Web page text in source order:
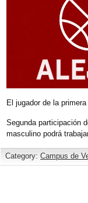
El jugador de la
Segunda participación
masculino podrá
Category: Campus de